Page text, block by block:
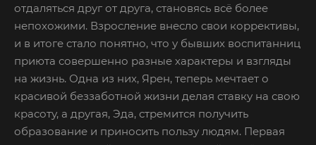
отдаляться друг от друга, становясь всё более
непохожими. Взросление внесло свои коррективы,
и в итоге стало понятно, что у бывших воспитанниц
приюта совершенно разные характеры и взгляды
на жизнь. Одна из них, Ярен, теперь мечтает о
красивой беззаботной жизни делая ставку на свою
красоту, а другая, Эда, стремится получить
образование и приносить пользу людям. Первая